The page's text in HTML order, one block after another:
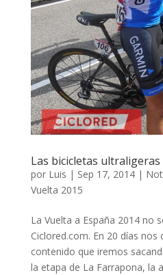
Las bicicletas ultraligeras
por Luis | Sep 17, 2014|
Vuelta 2015
La Vuelta a España 2014 no
Ciclored.com. En 20 días
contenido que iremos
la etapa de La Farrapona, la